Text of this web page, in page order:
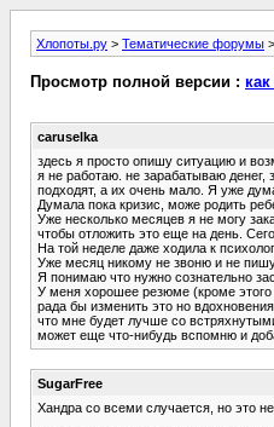
Хлопоты.ру > Тематические форумы >
Просмотр полной версии :
caruselka
здесь я просто опишу ситуацию и
я не работаю. не зарабатываю денег,
подходят, а их очень мало. Я уже
Думала пока кризис, може родить
Уже несколько месяцев я не могу
чтобы отложить это еще на день.
На той неделе даже ходила к
Уже месяц никому не звоню и не
Я понимаю что нужно сознательно
У меня хорошее резюме (кроме этого
рада бы изменить это но
что мне будет лучше со
может еще что-нибудь вспомню и
SugarFree
Хандра со всеми случается, но это